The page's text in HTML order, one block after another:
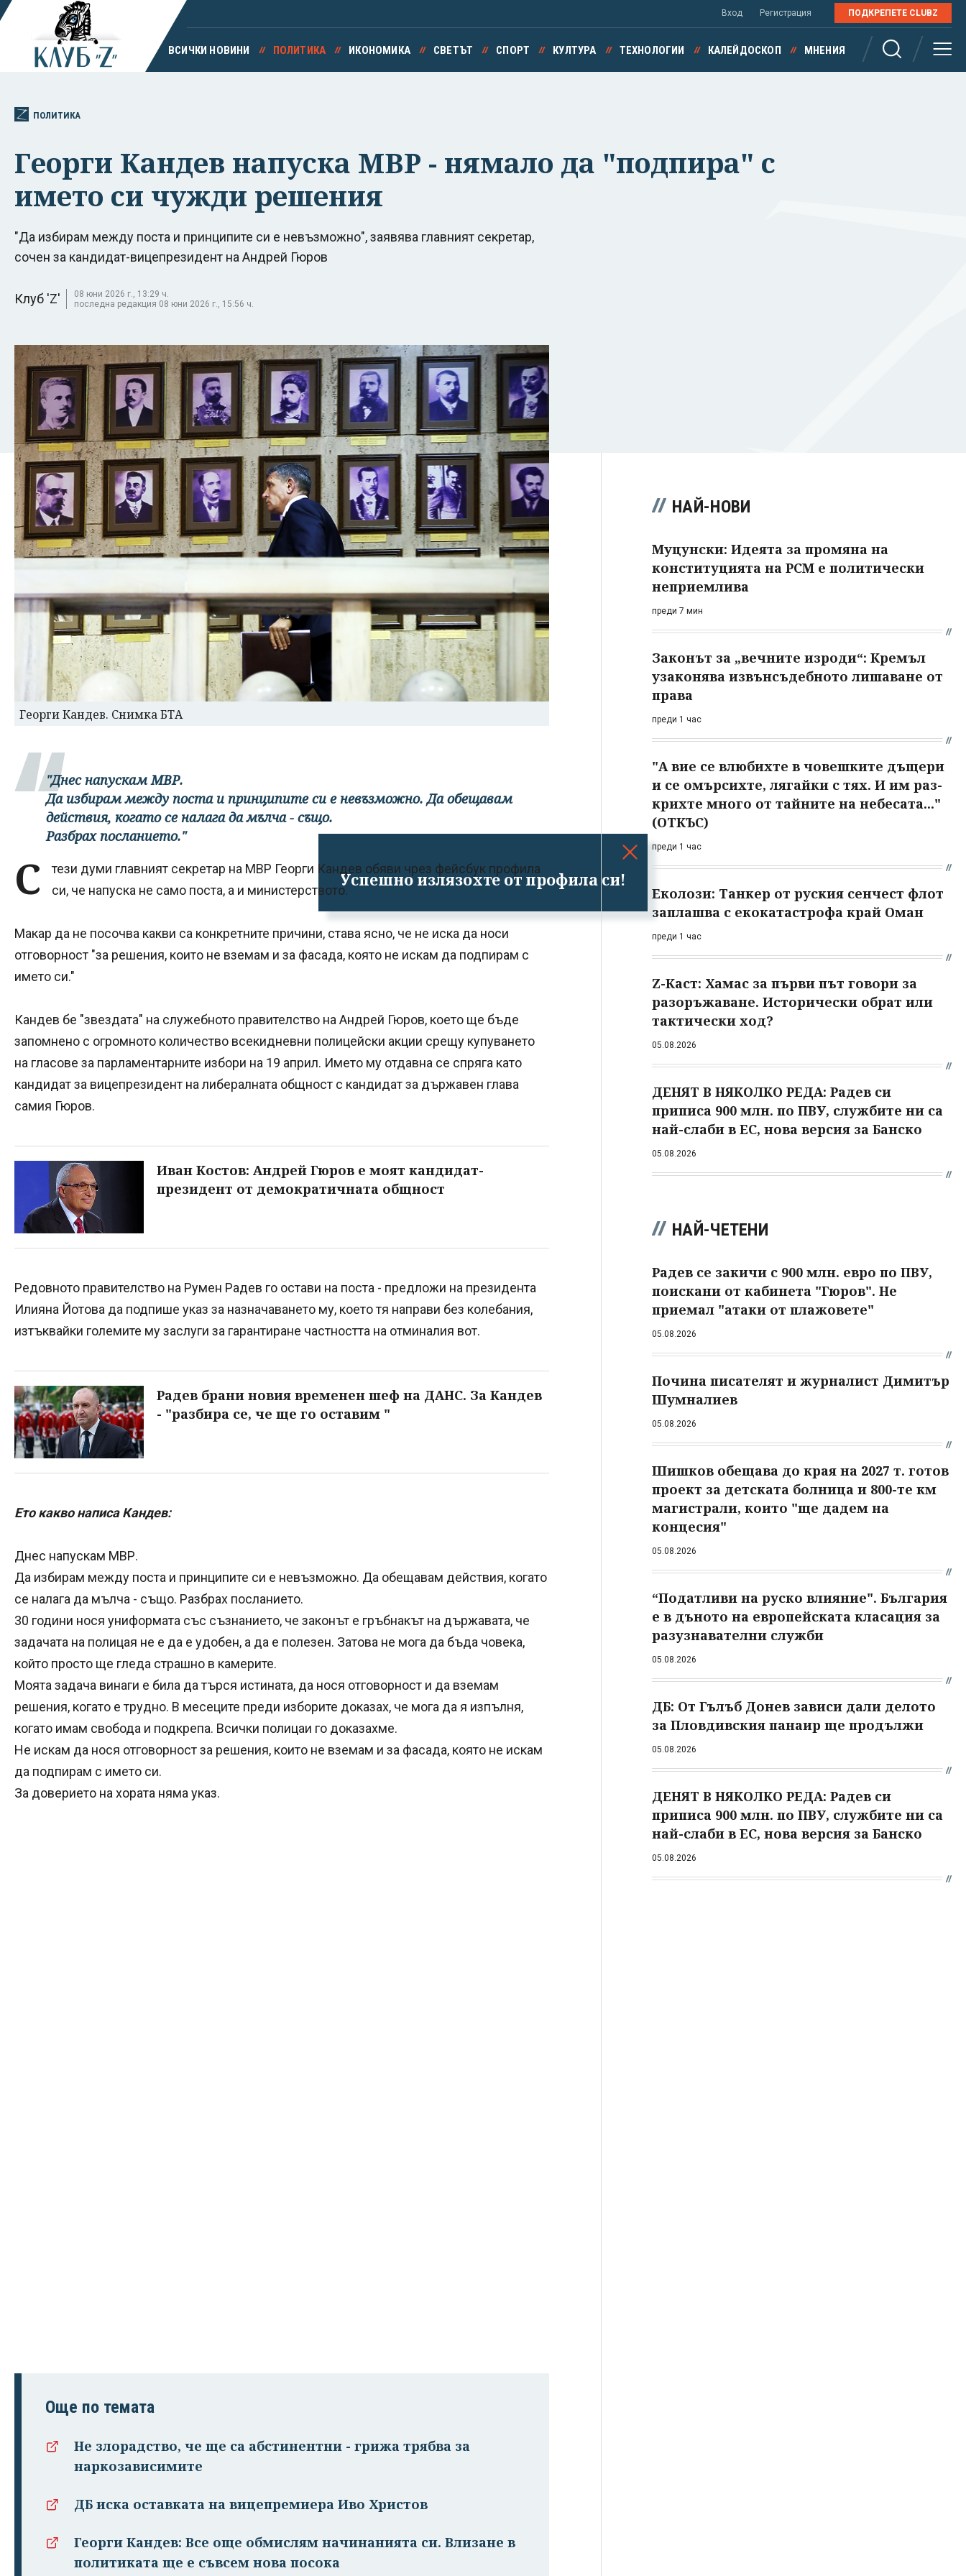
Успешно излязохте от профила си!
Вход Регистрация ПОДКРЕПЕТЕ CLUBZ
ВСИЧКИ НОВИНИ ПОЛИТИКА ИКОНОМИКА СВЕТЪТ СПОРТ КУЛТУРА ТЕХНОЛОГИИ КАЛЕЙДОСКОП МНЕНИЯ
ПОЛИТИКА
Георги Кандев напуска МВР - нямало да "подпира" с
името си чужди решения
"Да избирам между поста и принципите си е невъзможно", заявява главният секретар,
сочен за кандидат-вицепрезидент на Андрей Гюров
Клуб 'Z'
08 юни 2026 г., 13:29 ч.
последна редакция 08 юни 2026 г., 15:56 ч.
Георги Кандев. Снимка БТА
"Днес напускам МВР.
Да избирам между поста и принципите си е невъзможно. Да обещавам
действия, когато се налага да мълча - също.
Разбрах посланието."
С
тези думи главният секретар на МВР Георги Кандев обяви чрез фейсбук профила
си, че напуска не само поста, а и министерството.
Макар да не посочва какви са конкретните причини, става ясно, че не иска да носи
отговорност "за решения, които не вземам и за фасада, която не искам да подпирам с
името си."
Кандев бе "звездата" на служебното правителство на Андрей Гюров, което ще бъде
запомнено с огромното количество всекидневни полицейски акции срещу купуването
на гласове за парламентарните избори на 19 април. Името му отдавна се спряга като
кандидат за вицепрезидент на либералната общност с кандидат за държавен глава
самия Гюров.
Иван Костов: Андрей Гюров е моят кандидат-
президент от демократичната общност
Редовното правителство на Румен Радев го остави на поста - предложи на президента
Илияна Йотова да подпише указ за назначаването му, което тя направи без колебания,
изтъквайки големите му заслуги за гарантиране частността на отминалия вот.
Радев брани новия временен шеф на ДАНС. За Кандев
- "разбира се, че ще го оставим "
Ето какво написа Кандев:
Днес напускам МВР.
Да избирам между поста и принципите си е невъзможно. Да обещавам действия, когато
се налага да мълча - също. Разбрах посланието.
30 години нося униформата със съзнанието, че законът е гръбнакът на държавата, че
задачата на полицая не е да е удобен, а да е полезен. Затова не мога да бъда човека,
който просто ще гледа страшно в камерите.
Моята задача винаги е била да търся истината, да нося отговорност и да вземам
решения, когато е трудно. В месеците преди изборите доказах, че мога да я изпълня,
когато имам свобода и подкрепа. Всички полицаи го доказахме.
Не искам да нося отговорност за решения, които не вземам и за фасада, която не искам
да подпирам с името си.
За доверието на хората няма указ.
Още по темата
Не злорадство, че ще са абстинентни - грижа трябва за
наркозависимите
ДБ иска оставката на вицепремиера Иво Христов
Георги Кандев: Все още обмислям начинанията си. Влизане в
политиката ще е съвсем нова посока
НАЙ-НОВИ
Муцунски: Идеята за промяна на
конституцията на РСМ е политически
неприемлива
преди 7 мин
Законът за „вечните изроди“: Кремъл
узаконява извънсъдебното лишаване от
права
преди 1 час
"А вие се влюбихте в чо­вешките дъщери
и се омърсихте, лягайки с тях. И им раз­
крихте много от тайните на небесата..."
(ОТКЪС)
преди 1 час
Еколози: Танкер от руския сенчест флот
заплашва с екокатастрофа край Оман
преди 1 час
Z-Каст: Хамас за първи път говори за
разоръжаване. Исторически обрат или
тактически ход?
05.08.2026
ДЕНЯТ В НЯКОЛКО РЕДА: Радев си
приписа 900 млн. по ПВУ, службите ни са
най-слаби в ЕС, нова версия за Банско
05.08.2026
НАЙ-ЧЕТЕНИ
Радев се закичи с 900 млн. евро по ПВУ,
поискани от кабинета "Гюров". Не
приемал "атаки от плажовете"
05.08.2026
Почина писателят и журналист Димитър
Шумналиев
05.08.2026
Шишков обещава до края на 2027 т. готов
проект за детската болница и 800-те км
магистрали, които "ще дадем на
концесия"
05.08.2026
“Податливи на руско влияние". България
е в дъното на европейската класация за
разузнавателни служби
05.08.2026
ДБ: От Гълъб Донев зависи дали делото
за Пловдивския панаир ще продължи
05.08.2026
ДЕНЯТ В НЯКОЛКО РЕДА: Радев си
приписа 900 млн. по ПВУ, службите ни са
най-слаби в ЕС, нова версия за Банско
05.08.2026